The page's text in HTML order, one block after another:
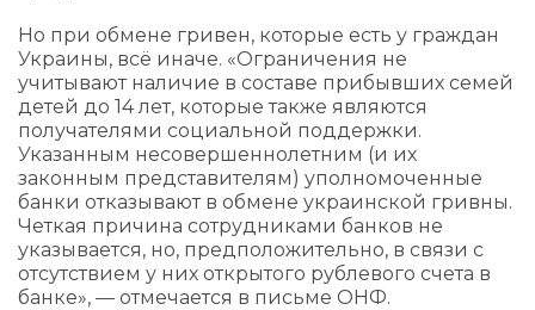
Но при обмене гривен, которые есть у граждан
Украины, всё иначе. «Ограничения не
учитывают наличие в составе прибывших семей
детей до 14 лет, которые также являются
получателями социальной поддержки.
Указанным несовершеннолетним (и их
законным представителям) уполномоченные
банки отказывают в обмене украинской гривны.
Четкая причина сотрудниками банков не
указывается, но, предположительно, в связи с
отсутствием у них открытого рублевого счета в
банке», — отмечается в письме ОНФ.